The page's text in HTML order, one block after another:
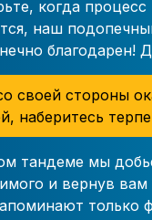
когда
наш
благодарен!
своей стороны
наберитесь
тандеме мы
и вернув
только